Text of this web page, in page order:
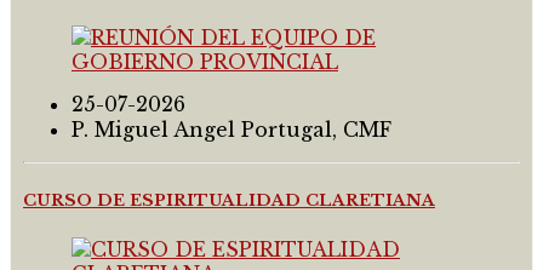
25-07-2026
P. Miguel Angel Portugal, CMF
CURSO DE ESPIRITUALIDAD CLARETIANA